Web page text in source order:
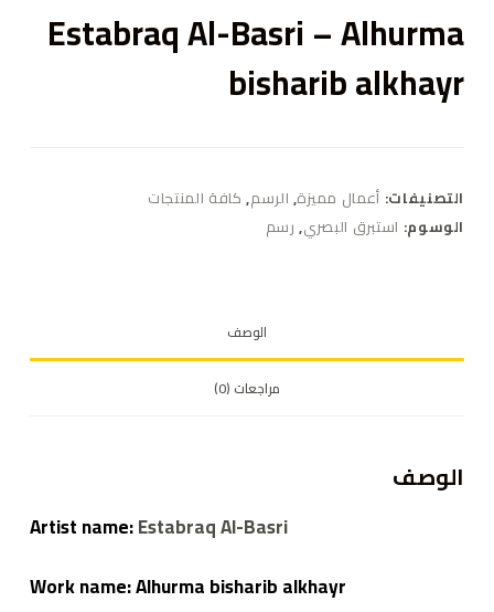
Estabraq Al-Basri – Alhurma
bisharib alkhayr
التصنيفات: أعمال مميزة, الرسم, كافة المنتجات
الوسوم: استبرق البصري, رسم
الوصف
مراجعات (0)
الوصف
Artist name:Estabraq Al-Basri
Work name: Alhurma bisharib alkhayr